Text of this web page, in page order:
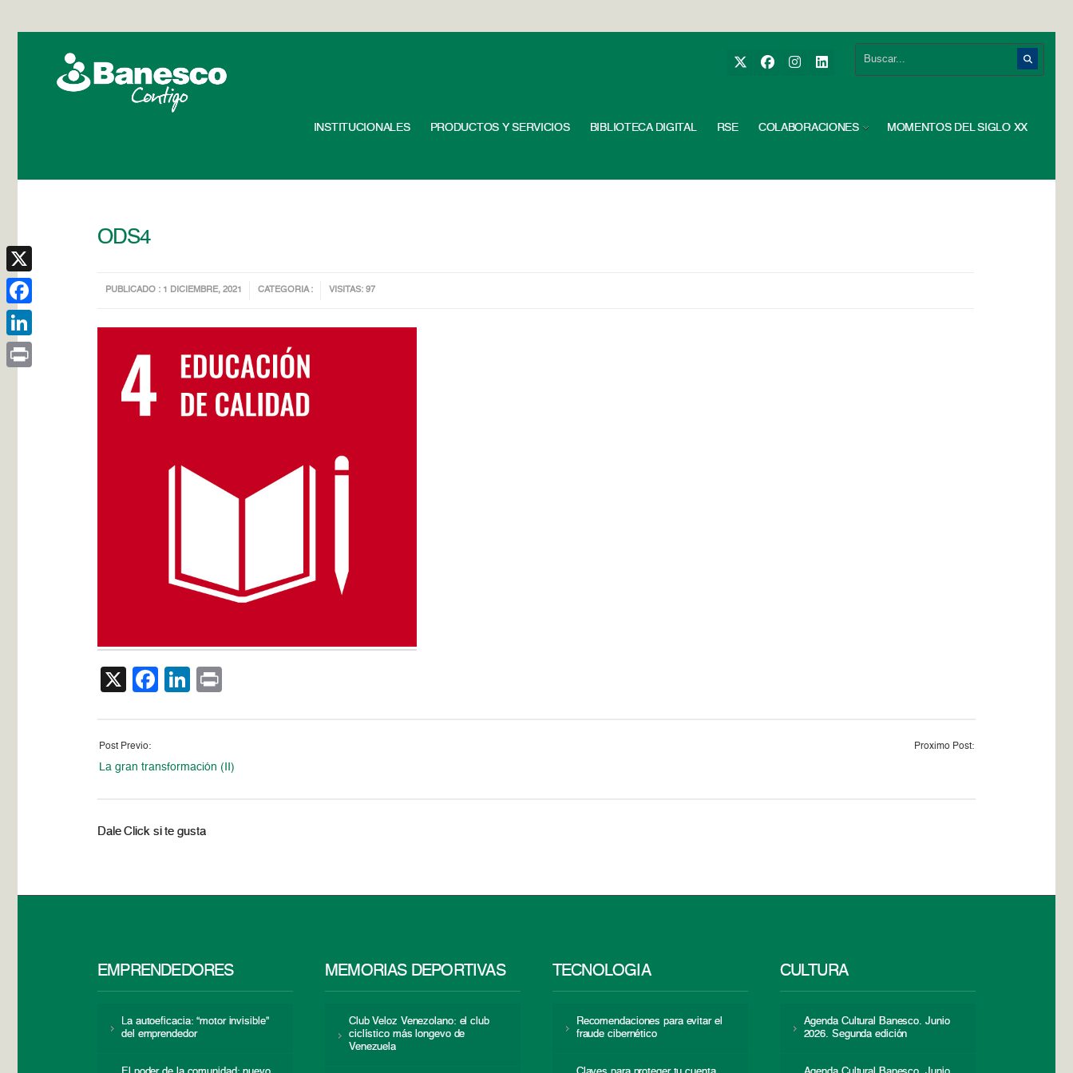
INSTITUCIONALES PRODUCTOS Y SERVICIOS BIBLIOTECA DIGITAL RSE COLABORACIONES MOMENTOS DEL SIGLO XX
ODS4
PUBLICADO : 1 DICIEMBRE, 2021 CATEGORIA : VISITAS: 97
X Facebook
LinkedIn
Post Previo:
La gran transformación (II)
Proximo Post:
Dale Click si te gusta
EMPRENDEDORES
La autoeficacia: “motor invisible”
del emprendedor
MEMORIAS DEPORTIVAS
Club Veloz Venezolano: el club
ciclístico más longevo de
Venezuela
TECNOLOGÍA
Recomendaciones para evitar el
fraude cibernético
CULTURA
Agenda Cultural Banesco. Junio
2026. Segunda edición
X
Facebook
LinkedIn